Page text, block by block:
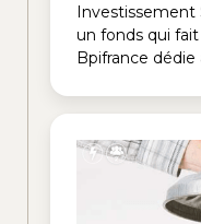
Investissement
un fonds qui
Bpifrance dédie